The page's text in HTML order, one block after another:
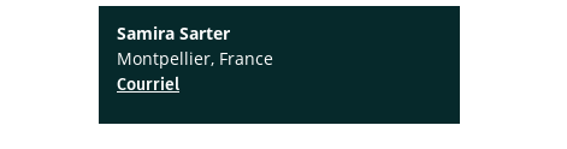
Samira Sarter
Montpellier, France
Courriel